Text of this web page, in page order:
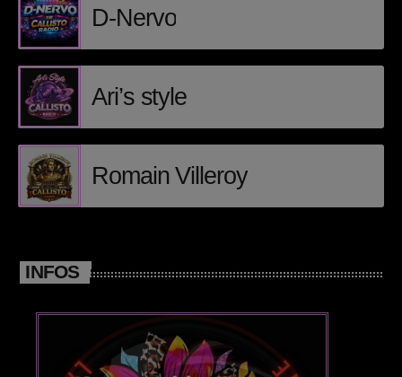
Posts
Video stories
World
EMISSION EN COURS
Electro morning
D-Nervo
Ari’s style
Romain Villeroy
INFOS